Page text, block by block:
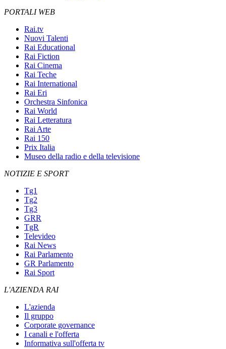
PORTALI WEB
Rai.tv
Nuovi Talenti
Rai Educational
Rai Fiction
Rai Cinema
Rai Teche
Rai International
Rai Eri
Orchestra Sinfonica
Rai World
Rai Letteratura
Rai Arte
Rai 150
Prix Italia
Museo della radio e della televisione
NOTIZIE E SPORT
Tg1
Tg2
Tg3
GRR
TgR
Televideo
Rai News
Rai Parlamento
GR Parlamento
Rai Sport
L'AZIENDA RAI
L'azienda
Il gruppo
Corporate governance
I canali e l'offerta
Informativa sull'offerta tv